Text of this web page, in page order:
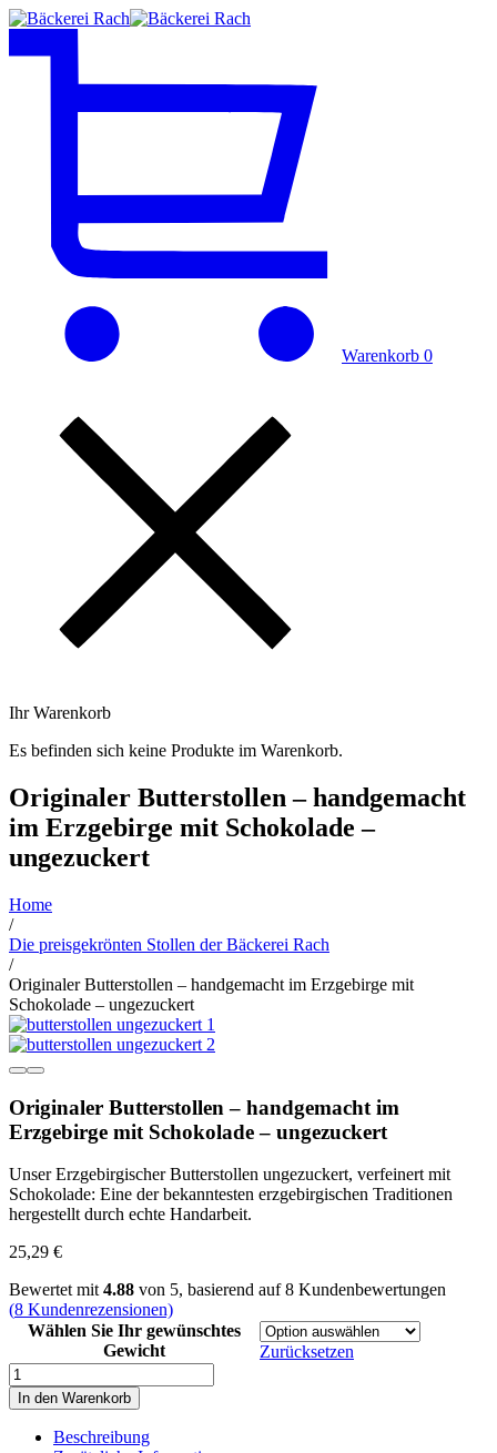
Warenkorb 0
Ihr Warenkorb
Es befinden sich keine Produkte im Warenkorb.
Originaler Butterstollen – handgemacht
im Erzgebirge mit Schokolade –
ungezuckert
Home
/
Die preisgekrönten Stollen der Bäckerei Rach
/
Originaler Butterstollen – handgemacht im Erzgebirge mit
Schokolade – ungezuckert
Originaler Butterstollen – handgemacht im
Erzgebirge mit Schokolade – ungezuckert
Unser Erzgebirgischer Butterstollen ungezuckert, verfeinert mit
Schokolade: Eine der bekanntesten erzgebirgischen Traditionen
hergestellt durch echte Handarbeit.
25,29 €
Bewertet mit 4.88 von 5, basierend auf8 Kundenbewertungen
(8 Kundenrezensionen)
Wählen Sie Ihr gewünschtes
Gewicht
Zurücksetzen
Originaler
Butterstollen
–
handgemacht
In den Warenkorb
Beschreibung